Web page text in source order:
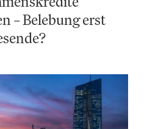
– Belebung erst